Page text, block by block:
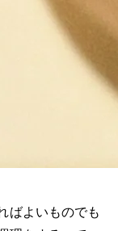
ばよいものでも